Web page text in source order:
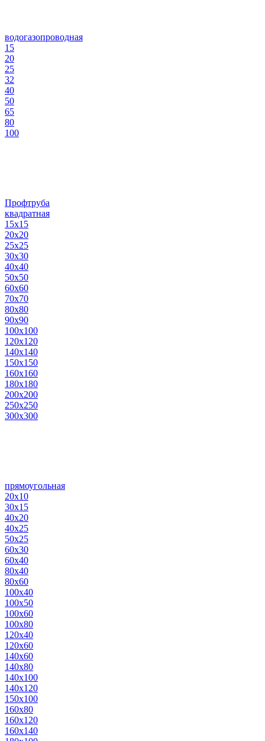
водогазопроводная
15
20
25
32
40
50
65
80
100
Профтруба
квадратная
15х15
20х20
25х25
30х30
40х40
50х50
60х60
70х70
80х80
90х90
100х100
120х120
140х140
150х150
160х160
180х180
200х200
250х250
300х300
прямоугольная
20х10
30х15
40х20
40х25
50х25
60х30
60х40
80х40
80х60
100х40
100х50
100х60
100х80
120х40
120х60
140х60
140х80
140х100
140х120
150х100
160х80
160х120
160х140